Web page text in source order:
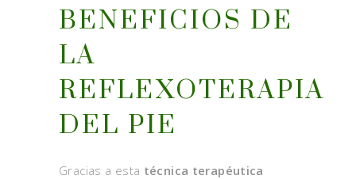
BENEFICIOS DE
LA
REFLEXOTERAPIA
DEL PIE
Gracias a esta técnica terapéutica